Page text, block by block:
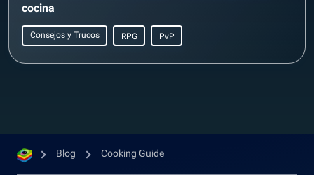
cocina
Consejos y Trucos RPG PvP
Blog Cooking Guide